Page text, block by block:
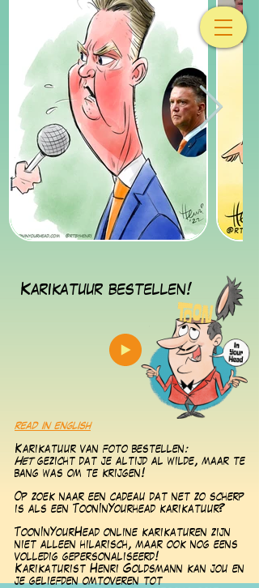
Karikatuur bestellen!
read in english
Karikatuur van fo to bestellen:
Hetgezicht dat je altijd al wilde, maar te
bang was om te krijgen!
Op zoek naar een cadeau dat net zo scherp
is als een ToonInYourhead karikatuur?
ToonInYourHead online karikaturen zijn
niet alleen hilarisch, maar ook nog eens
volledig gepersonaliseerd!
Karikaturist Henri Goldsmann kan jou en
je geliefden omtoveren tot